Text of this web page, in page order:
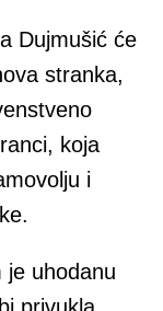
Dujmušić će
stranka,
koja
i
je uhodanu
privukla